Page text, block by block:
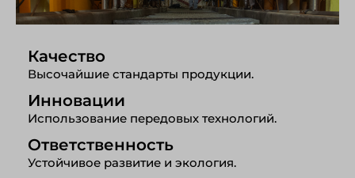
Качество
Высочайшие стандарты продукции.
Инновации
Использование передовых технологий.
Ответственность
Устойчивое развитие и экология.